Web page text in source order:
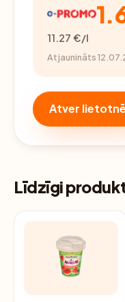
11.27 €/l
Atjaunināts
Atver
Līdzīgi